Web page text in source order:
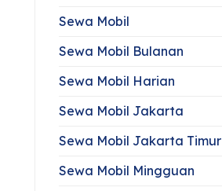
Sewa Mobil
Sewa Mobil Bulanan
Sewa Mobil Harian
Sewa Mobil Jakarta
Sewa Mobil Jakarta Timur
Sewa Mobil Mingguan